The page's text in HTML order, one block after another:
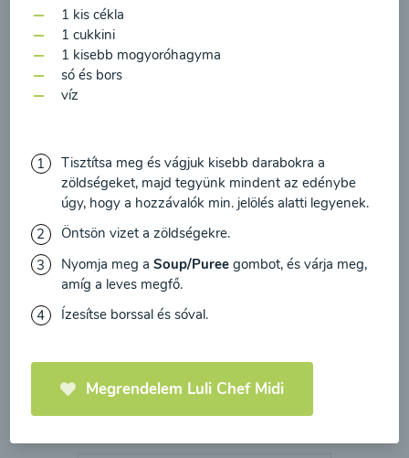
00:20
Cékla leves
paradicsommal és
00:20 Megtekintése
1 kis cékla
1 cukkini
1 kisebb mogyoróhagyma
só és bors
víz
Tisztítsa meg és vágjuk kisebb darabokra a
zöldségeket, majd tegyünk mindent az edénybe
úgy, hogy a hozzávalók min. jelölés alatti legyenek.
Öntsön vizet a zöldségekre.
Nyomja meg aSoup/Pureegombot, és várja meg,
amíg a leves megfő.
Ízesítse borssal és sóval.
Megrendelem Luli Chef Midi
megerősítem, hogy elolvastam
irányelveketés egyetértek velük.